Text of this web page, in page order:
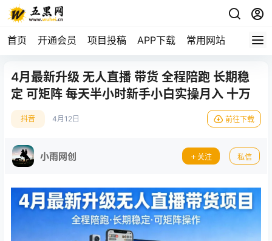
首页 开通会员 项目投稿 APP下载 常用网站
4月最新升级 无人直播 带货 全程陪跑 长期稳
定 可矩阵 每天半小时新手小白实操月入 十万
抖音 4月12日 前往下载
小雨网创 关注 私信